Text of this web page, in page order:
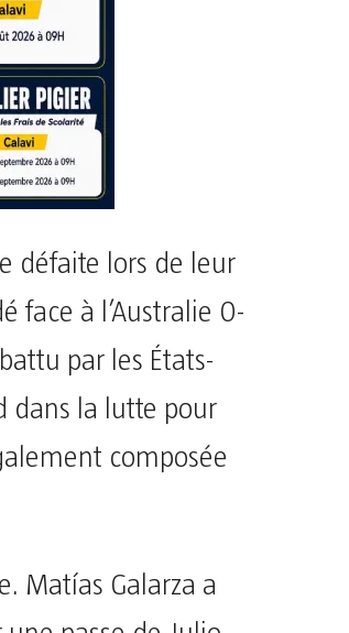
défaite lors de leur
face à l’Australie 0-
par les États-
dans la lutte pour
composée
Matías Galarza a